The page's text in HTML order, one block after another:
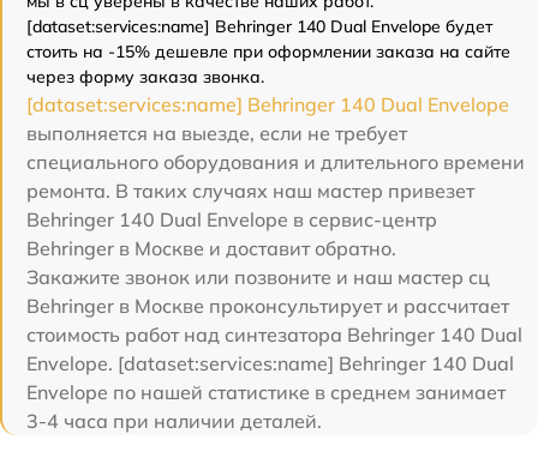
[dataset:services:name] Behringer 140 Dual Envelope будет
стоить на -15% дешевле при оформлении заказа на сайте
через форму заказа звонка.
[dataset:services:name] Behringer 140 Dual Envelope
выполняется на выезде, если не требует
специального оборудования и длительного времени
ремонта. В таких случаях наш мастер привезет
Behringer 140 Dual Envelope в сервис-центр
Behringer в Москве и доставит обратно.
Закажите звонок или позвоните и наш мастер сц
Behringer в Москве проконсультирует и рассчитает
стоимость работ над синтезатора Behringer 140 Dual
Envelope. [dataset:services:name] Behringer 140 Dual
Envelope по нашей статистике в среднем занимает
3-4 часа при наличии деталей.